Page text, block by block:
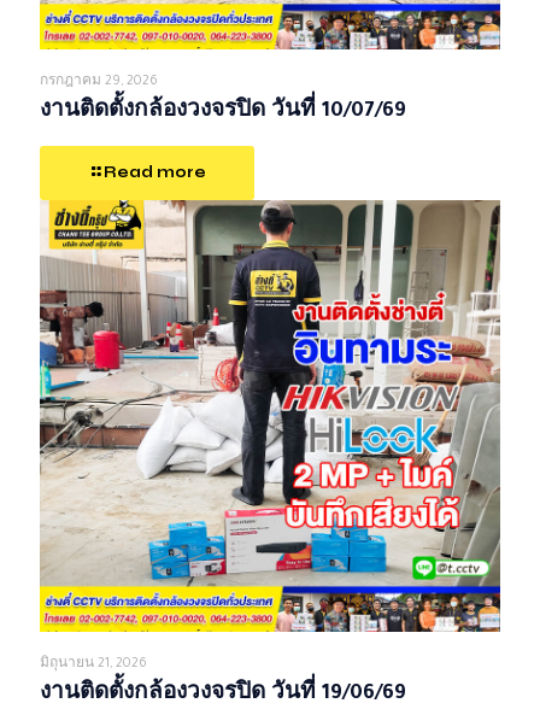
กรกฎาคม 29, 2026
งานติดตั้งกล้องวงจรปิด วันที่ 10/07/69
Read more
มิถุนายน 21, 2026
งานติดตั้งกล้องวงจรปิด วันที่ 19/06/69